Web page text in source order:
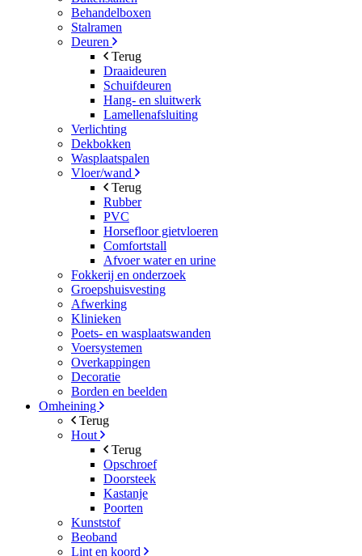
Behandelboxen
Stalramen
Deuren
Terug
Draaideuren
Schuifdeuren
Hang- en sluitwerk
Lamellenafsluiting
Verlichting
Dekbokken
Wasplaatspalen
Vloer/wand
Terug
Rubber
PVC
Horsefloor gietvloeren
Comfortstall
Afvoer water en urine
Fokkerij en onderzoek
Groepshuisvesting
Afwerking
Klinieken
Poets- en wasplaatswanden
Voersystemen
Overkappingen
Decoratie
Borden en beelden
Omheining
Terug
Hout
Terug
Opschroef
Doorsteek
Kastanje
Poorten
Kunststof
Beoband
Lint en koord